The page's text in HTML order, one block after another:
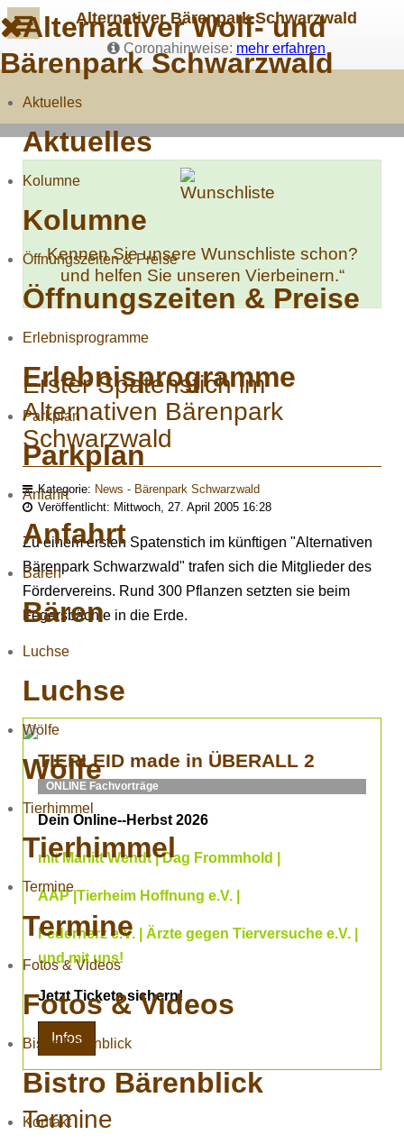
Alternativer Bärenpark Schwarzwald
Coronahinweise: mehr erfahren
Alternativer Wolf- und
Bärenpark Schwarzwald
Aktuelles
Aktuelles
Kolumne
Kolumne
Öffnungszeiten & Preise
Öffnungszeiten & Preise
Erlebnisprogramme
Erlebnisprogramme
Parkplan
Parkplan
Anfahrt
Anfahrt
Bären
Bären
Luchse
Luchse
Wölfe
Wölfe
Tierhimmel
Tierhimmel
Termine
Termine
Fotos & Videos
Fotos & Videos
Bistro Bärenblick
Bistro Bärenblick
Kontakt
Kennen Sie unsere Wunschliste schon?
und helfen Sie unseren Vierbeinern.“
Erster Spatenstich im
Alternativen Bärenpark
Schwarzwald
Kategorie: News - Bärenpark Schwarzwald
Veröffentlicht: Mittwoch, 27. April 2005 16:28
Zu einem ersten Spatenstich im künftigen "Alternativen
Bärenpark Schwarzwald" trafen sich die Mitglieder des
Fördervereins. Rund 300 Pflanzen setzten sie beim
Fegersbächle in die Erde.
TIERLEID made in ÜBERALL 2
ONLINE Fachvorträge
Dein Online--Herbst 2026
mit Marlitt Wendt | Dag Frommhold |
AAP |Tierheim Hoffnung e.V. |
Federherz e.V. | Ärzte gegen Tierversuche e.V. |
und mit uns!
Jetzt Tickets sichern!
Infos
Termine